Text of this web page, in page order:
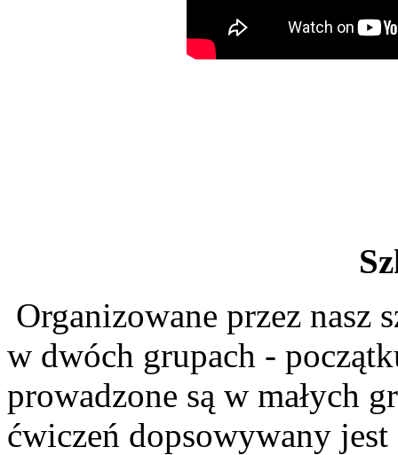
Organizowane przez nasz
w dwóch grupach -
prowadzone są w małych
ćwiczeń dopsowywany